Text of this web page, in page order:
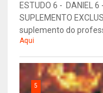
ESTUDO 6 - DANIEL 6
SUPLEMENTO
suplemento do
Aqui
5